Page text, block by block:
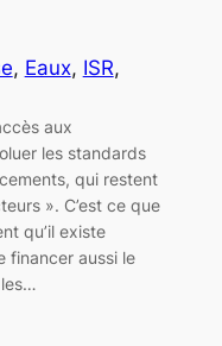
, Eaux, ISR
aux
les standards
qui restent
». C’est ce que
qu’il existe
financer aussi le